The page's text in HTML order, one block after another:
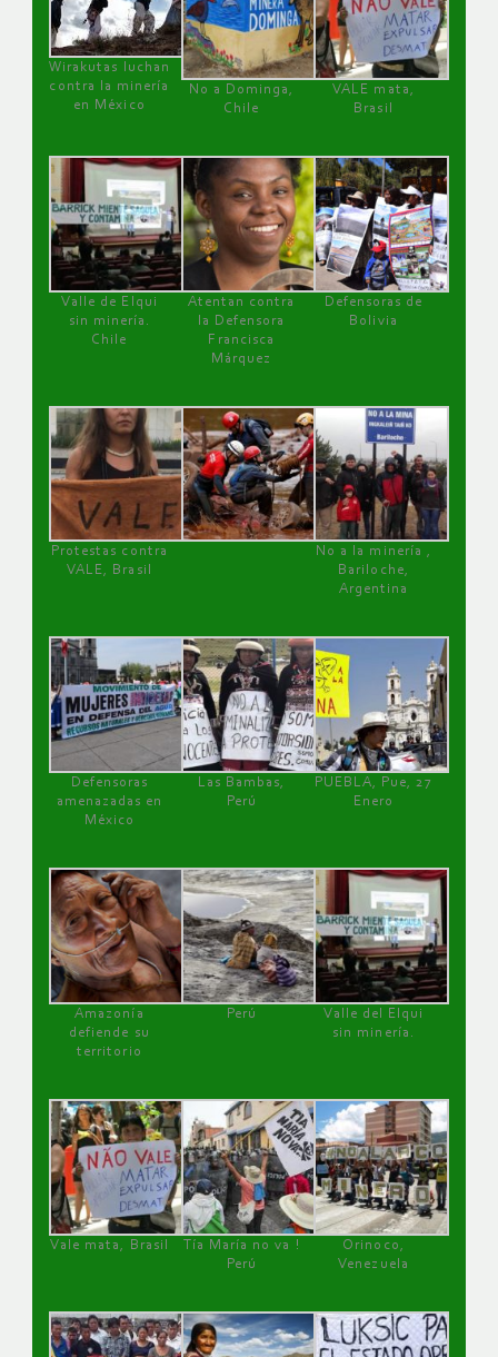
Wirakutas luchan
contra la minería
en México
No a Dominga,
Chile
VALE mata,
Brasil
Valle de Elqui
sin minería.
Chile
Atentan contra
la Defensora
Francisca
Márquez
Defensoras de
Bolivia
Protestas contra
VALE, Brasil
No a la minería ,
Bariloche,
Argentina
Defensoras
amenazadas en
México
Las Bambas,
Perú
PUEBLA, Pue, 27
Enero
Amazonía
defiende su
territorio
Perú
Valle del Elqui
sin minería.
Vale mata, Brasil
Tía María no va !
Perú
Orinoco,
Venezuela